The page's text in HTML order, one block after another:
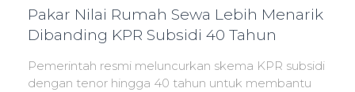
Pakar Nilai Rumah Sewa Lebih Menarik
Dibanding KPR Subsidi 40 Tahun
Pemerintah resmi meluncurkan skema KPR subsidi
dengan tenor hingga 40 tahun untuk membantu